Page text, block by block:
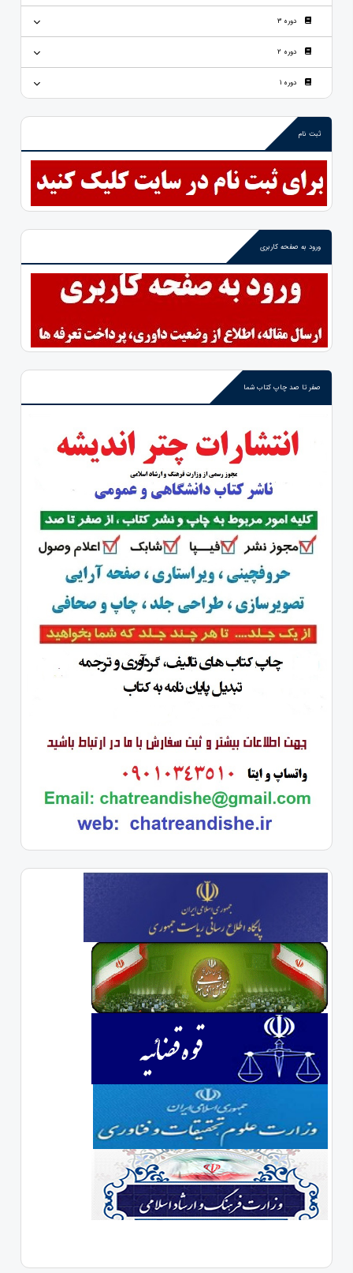
دوره 3
دوره 2
دوره 1
ثبت نام
ورود به صفحه کاربری
صفر تا صد چاپ کتاب شما